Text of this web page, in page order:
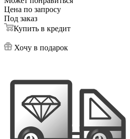
Цена по запросу
Под заказ
Купить в кредит
Хочу в подарок